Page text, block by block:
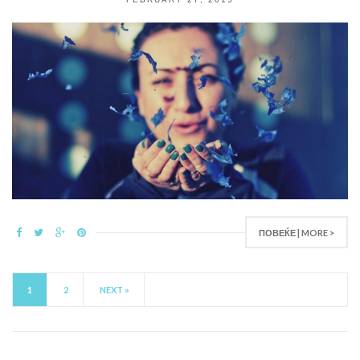
ПОВЕЌЕ | MORE >
1 2 NEXT »